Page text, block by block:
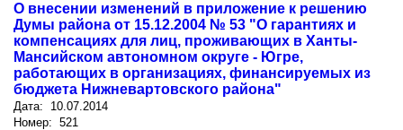
О внесении изменений в приложение к решению
Думы района от 15.12.2004 № 53 "О гарантиях и
компенсациях для лиц, проживающих в Ханты-
Мансийском автономном округе - Югре,
работающих в организациях, финансируемых из
бюджета Нижневартовского района"
Дата: 10.07.2014
Номер: 521